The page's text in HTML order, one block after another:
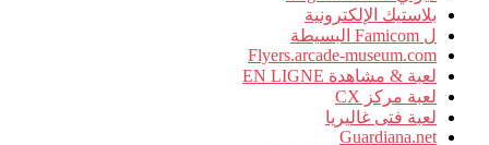
بلاستيك الإلكترونية
ل Famicom البسيطة
Flyers.arcade-museum.com
لعبة & مشاهدة EN LIGNE
لعبة مركز CX
لعبة فتى غاليريا
Guardiana.net